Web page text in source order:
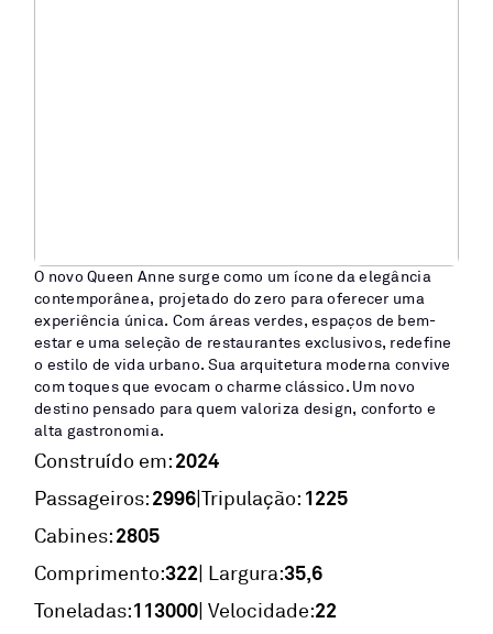
O novo Queen Anne surge como um ícone da elegância
contemporânea, projetado do zero para oferecer uma
experiência única. Com áreas verdes, espaços de bem-
estar e uma seleção de restaurantes exclusivos, redefine
o estilo de vida urbano. Sua arquitetura moderna convive
com toques que evocam o charme clássico. Um novo
destino pensado para quem valoriza design, conforto e
alta gastronomia.
Construído em:2024
Passageiros:2996|Tripulação: 1225
Cabines:2805
Comprimento:322| Largura:35,6
Toneladas:113000| Velocidade:22